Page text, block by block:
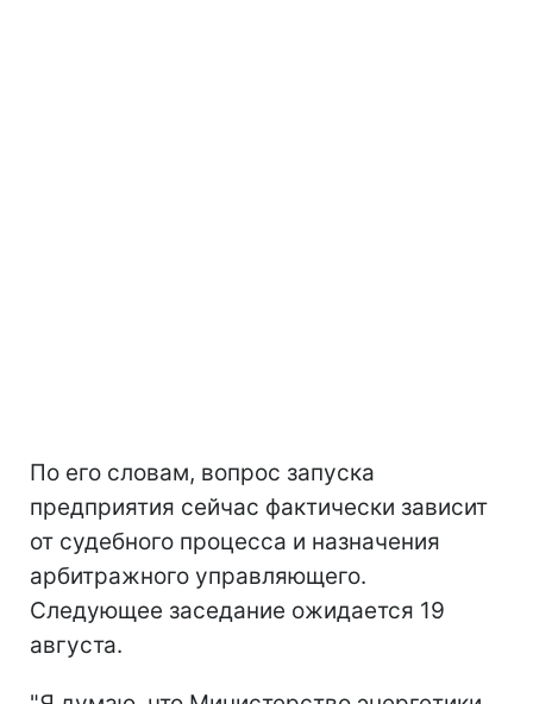
По его словам, вопрос запуска
предприятия сейчас фактически зависит
от судебного процесса и назначения
арбитражного управляющего.
Следующее заседание ожидается 19
августа.